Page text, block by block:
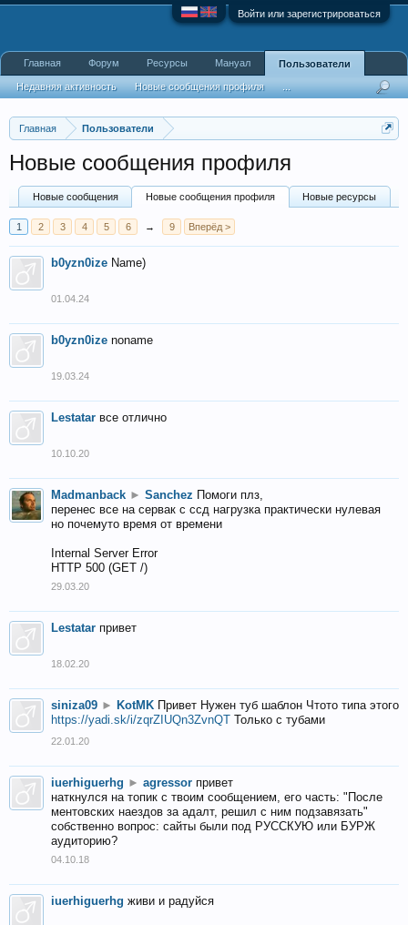
Войти или зарегистрироваться
Главная Пользователи
Новые сообщения профиля
Новые сообщения Новые сообщения профиля Новые ресурсы
1 2 3 4 5 6 → 9 Вперёд >
b0yzn0ize Name)
01.04.24
b0yzn0ize noname
19.03.24
Lestatar все отлично
10.10.20
Madmanback ► Sanchez Помоги плз,
перенес все на сервак с ссд нагрузка практически нулевая
но почемуто время от времени
Internal Server Error
HTTP 500 (GET /)
29.03.20
Lestatar привет
18.02.20
siniza09 ► KotMK Привет Нужен туб шаблон Чтото типа этого
https://yadi.sk/i/zqrZIUQn3ZvnQT Только с тубами
22.01.20
iuerhiguerhg ► agressor привет
наткнулся на топик с твоим сообщением, его часть: "После
ментовских наездов за адалт, решил с ним подзавязать"
собственно вопрос: сайты были под РУССКУЮ или БУРЖ
аудиторию?
04.10.18
iuerhiguerhg живи и радуйся
Главная Форум Ресурсы Мануал Пользователи
Недавняя активность Новые сообщения профиля